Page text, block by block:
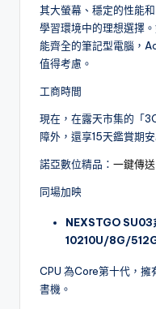
其大螢幕、穩定的性能
學習環境中的理想選擇
能齊全的筆記型電腦，
值得考慮。
工商時間
現在，在露天市集的「
障外，還享15天鑑賞期
諾亞數位精品： 一鍵傳送
同場加映
NEXSTGO SU03
10210U/8G/
CPU 為Core第十代，擁
書機。